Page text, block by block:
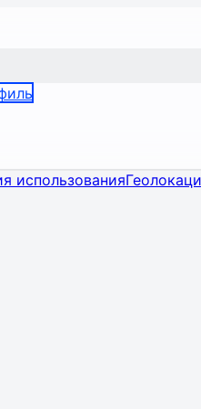
использования